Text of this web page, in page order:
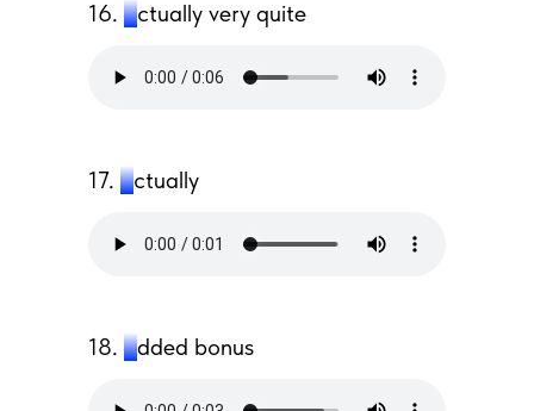
16. actually very quite
17. actually
18. added bonus